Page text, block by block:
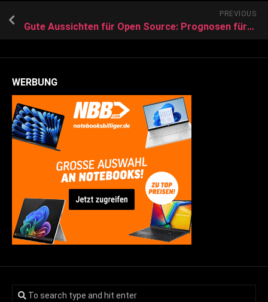
PREVIOUS
Gute Aussichten für Open Source: Prognosen für IoT und Edge Computing
WERBUNG